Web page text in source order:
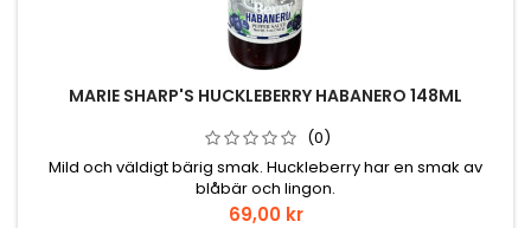
MARIE SHARP'S HUCKLEBERRY HABANERO 148ML
(0)
Mild och väldigt bärig smak. Huckleberry har en smak av
blåbär och lingon.
Pris
69,00 kr